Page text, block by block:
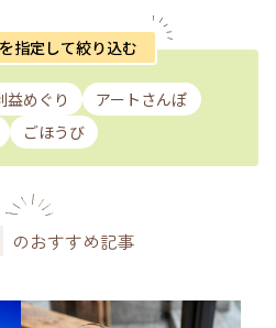
指定して絞り込む
益めぐり
アートさんぽ
ごほうび
のおすすめ記事